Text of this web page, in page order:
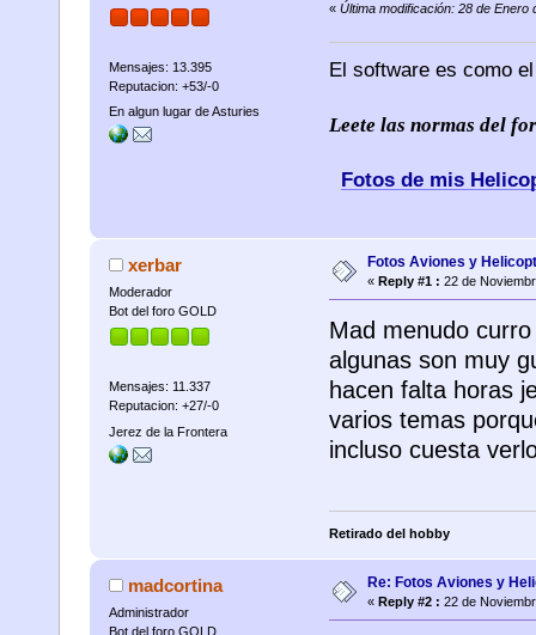
Mensajes: 13.395
Reputacion: +53/-0
En algun lugar de Asturies
« Última modificación: 28 de Enero
El software es como
Leete las normas del
Fotos de mis
xerbar
Moderador
Bot del foro GOLD
Mensajes: 11.337
Reputacion: +27/-0
Jerez de la Frontera
Fotos Aviones y
« Reply #1 : 22 de
Mad menudo
algunas son muy
hacen falta horas
varios temas
incluso cuesta
Retirado del hobby
madcortina
Administrador
Bot del foro GOLD
Re: Fotos Aviones y
« Reply #2 : 22 de